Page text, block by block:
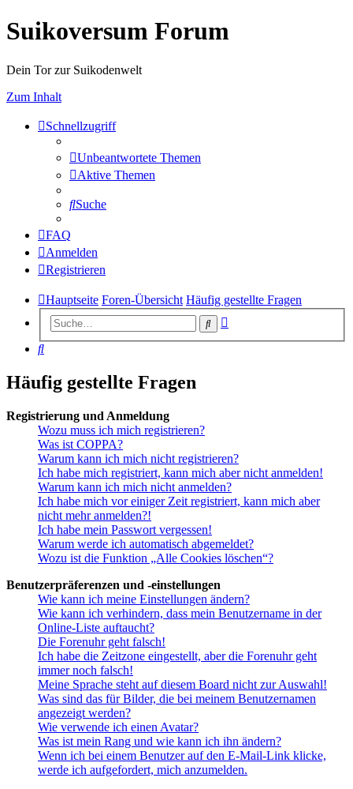
Suikoversum Forum
Dein Tor zur Suikodenwelt
Zum Inhalt
Schnellzugriff
Unbeantwortete Themen
Aktive Themen
Suche
FAQ
Anmelden
Registrieren
Hauptseite Foren-Übersicht Häufig gestellte Fragen
Suche
Suche
Häufig gestellte Fragen
Registrierung und Anmeldung
Wozu muss ich mich registrieren?
Was ist COPPA?
Warum kann ich mich nicht registrieren?
Ich habe mich registriert, kann mich aber nicht anmelden!
Warum kann ich mich nicht anmelden?
Ich habe mich vor einiger Zeit registriert, kann mich aber
nicht mehr anmelden?!
Ich habe mein Passwort vergessen!
Warum werde ich automatisch abgemeldet?
Wozu ist die Funktion „Alle Cookies löschen“?
Benutzerpräferenzen und -einstellungen
Wie kann ich meine Einstellungen ändern?
Wie kann ich verhindern, dass mein Benutzername in der
Online-Liste auftaucht?
Die Forenuhr geht falsch!
Ich habe die Zeitzone eingestellt, aber die Forenuhr geht
immer noch falsch!
Meine Sprache steht auf diesem Board nicht zur Auswahl!
Was sind das für Bilder, die bei meinem Benutzernamen
angezeigt werden?
Wie verwende ich einen Avatar?
Was ist mein Rang und wie kann ich ihn ändern?
Wenn ich bei einem Benutzer auf den E-Mail-Link klicke,
werde ich aufgefordert, mich anzumelden.